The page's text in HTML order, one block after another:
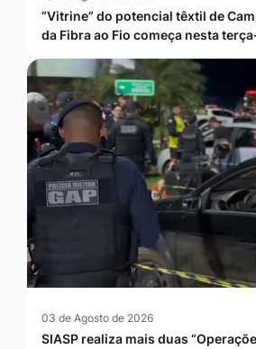
“Vitrine” do potencial têxtil de
da Fibra ao Fio começa nesta
03 de Agosto de 2026
SIASP realiza mais duas